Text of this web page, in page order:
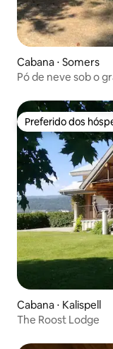
Cabana ⋅ Somers
Pó de neve sob o
Preferido dos
Preferido dos
Cabana ⋅ Kalispell
The Roost Lodge